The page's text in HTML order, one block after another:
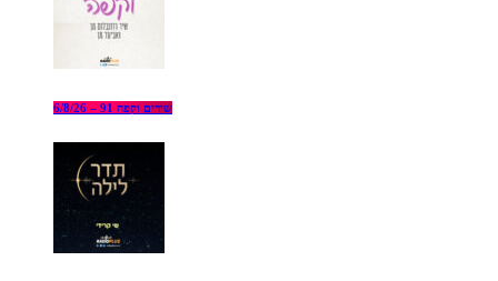
שירים וקפה 91 – 6/8/26